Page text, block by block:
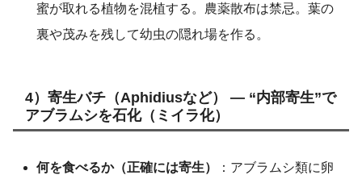
蜜が取れる植物を混植する。農薬散布は禁忌。葉の
裏や茂みを残して幼虫の隠れ場を作る。
4）寄生バチ（Aphidiusなど） — “内部寄生”で
アブラムシを石化（ミイラ化）
何を食べるか（正確には寄生）
：アブラムシ類に卵